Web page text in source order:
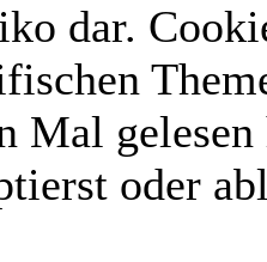
dar.
Mal
oder